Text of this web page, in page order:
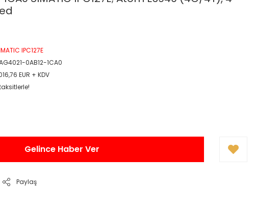
IPC127E
0AB12-1CA0
EUR + KDV
Gelince Haber Ver
Paylaş